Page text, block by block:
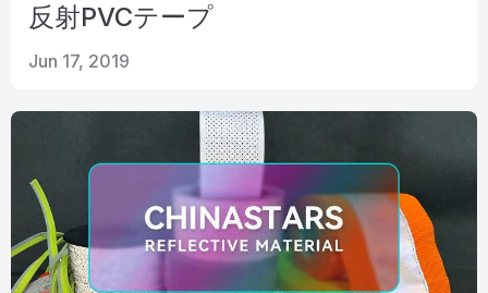
反射PVCテープ
Jun 17, 2019